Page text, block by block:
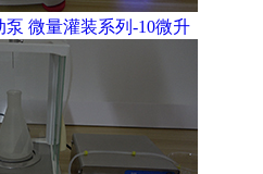
泵 微量灌装系列-10微升